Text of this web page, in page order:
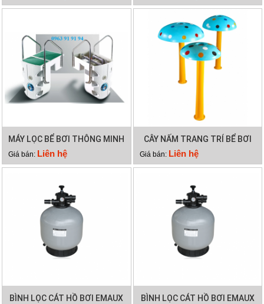
MÁY LỌC BỂ BƠI THÔNG MINH
PK 8026
Giá bán: Liên hệ
CÂY NẤM TRANG TRÍ BỂ BƠI
Giá bán: Liên hệ
BÌNH LỌC CÁT HỒ BƠI EMAUX
BÌNH LỌC CÁT HỒ BƠI EMAUX